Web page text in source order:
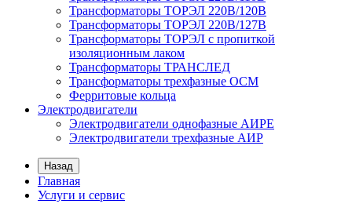
Трансформаторы ТОРЭЛ 220В/120В
Трансформаторы ТОРЭЛ 220В/127В
Трансформаторы ТОРЭЛ с пропиткой
изоляционным лаком
Трансформаторы ТРАНСЛЕД
Трансформаторы трехфазные ОСМ
Ферритовые кольца
Электродвигатели
Электродвигатели однофазные АИРЕ
Электродвигатели трехфазные АИР
Назад
Главная
Услуги и сервис